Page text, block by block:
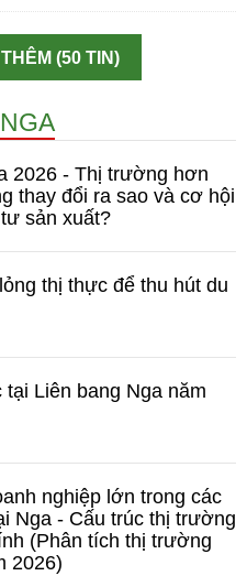
(50 TIN)
2026 - Thị trường hơn
thay đổi ra sao và cơ hội
sản xuất?
thị thực để thu hút du
tại Liên bang Nga năm
nghiệp lớn trong các
Nga - Cấu trúc thị trường
(Phân tích thị trường
2026)